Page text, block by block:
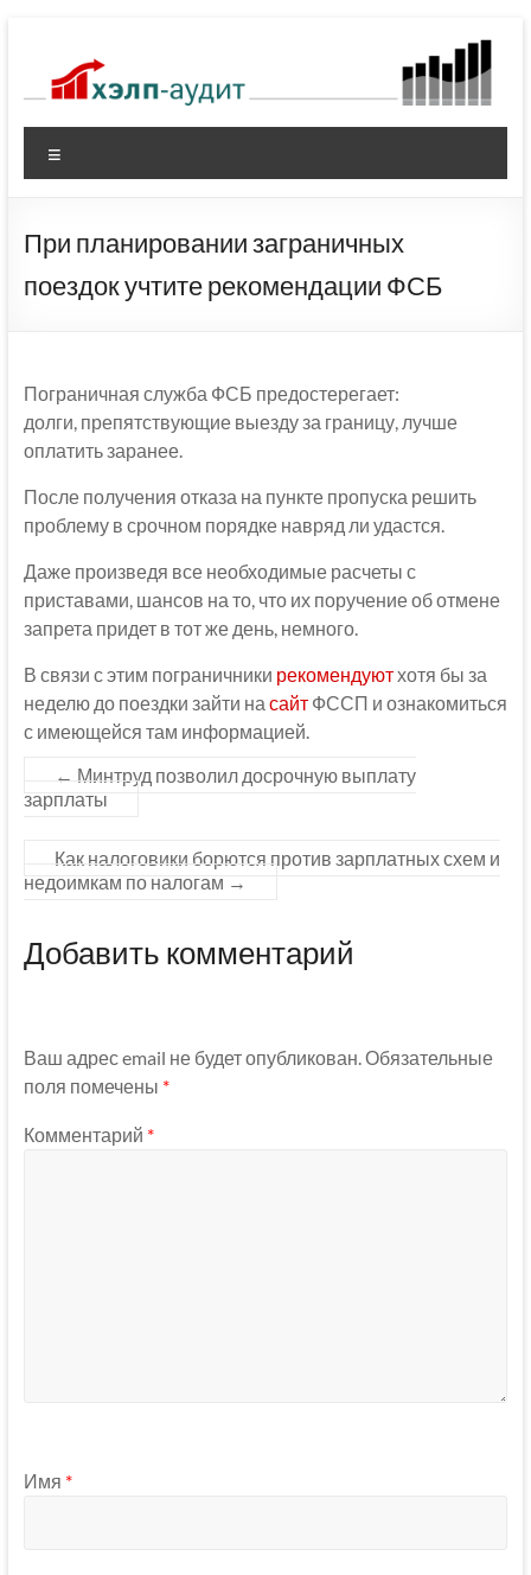
содержимому
При планировании заграничных
поездок учтите рекомендации ФСБ
Пограничная служба ФСБ предостерегает:
долги, препятствующие выезду за границу, лучше
оплатить заранее.
После получения отказа на пункте пропуска решить
проблему в срочном порядке навряд ли удастся.
Даже произведя все необходимые расчеты с
приставами, шансов на то, что их поручение об отмене
запрета придет в тот же день, немного.
В связи с этим пограничники рекомендуютхотя бы за
неделю до поездки зайти на сайтФССП и ознакомиться
с имеющейся там информацией.
← Минтруд позволил досрочную выплату
зарплаты
Как налоговики борются против зарплатных схем и
недоимкам по налогам →
Добавить комментарий
Ваш адрес email не будет опубликован. Обязательные
поля помечены *
Комментарий *
Имя *